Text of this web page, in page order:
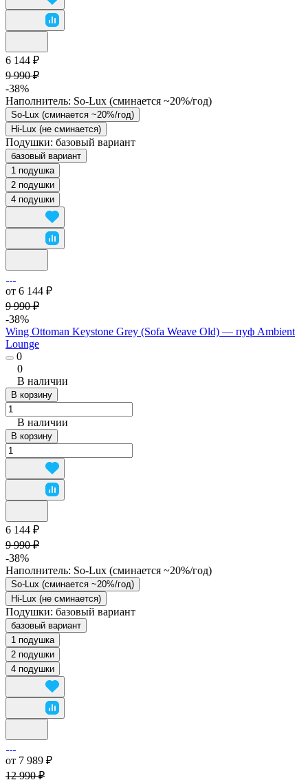
6 144 ₽
9 990 ₽
-38%
Наполнитель: So-Lux (cминается ~20%/год)
So-Lux (cминается ~20%/год)
Hi-Lux (не сминается)
Подушки: базовый вариант
базовый вариант
1 подушка
2 подушки
4 подушки
от 6 144 ₽
9 990 ₽
-38%
Wing Ottoman Keystone Grey (Sofa Weave Old) — пуф Ambient
Lounge
0
0
В наличии
В корзину
В наличии
В корзину
6 144 ₽
9 990 ₽
-38%
Наполнитель: So-Lux (cминается ~20%/год)
So-Lux (cминается ~20%/год)
Hi-Lux (не сминается)
Подушки: базовый вариант
базовый вариант
1 подушка
2 подушки
4 подушки
от 7 989 ₽
12 990 ₽